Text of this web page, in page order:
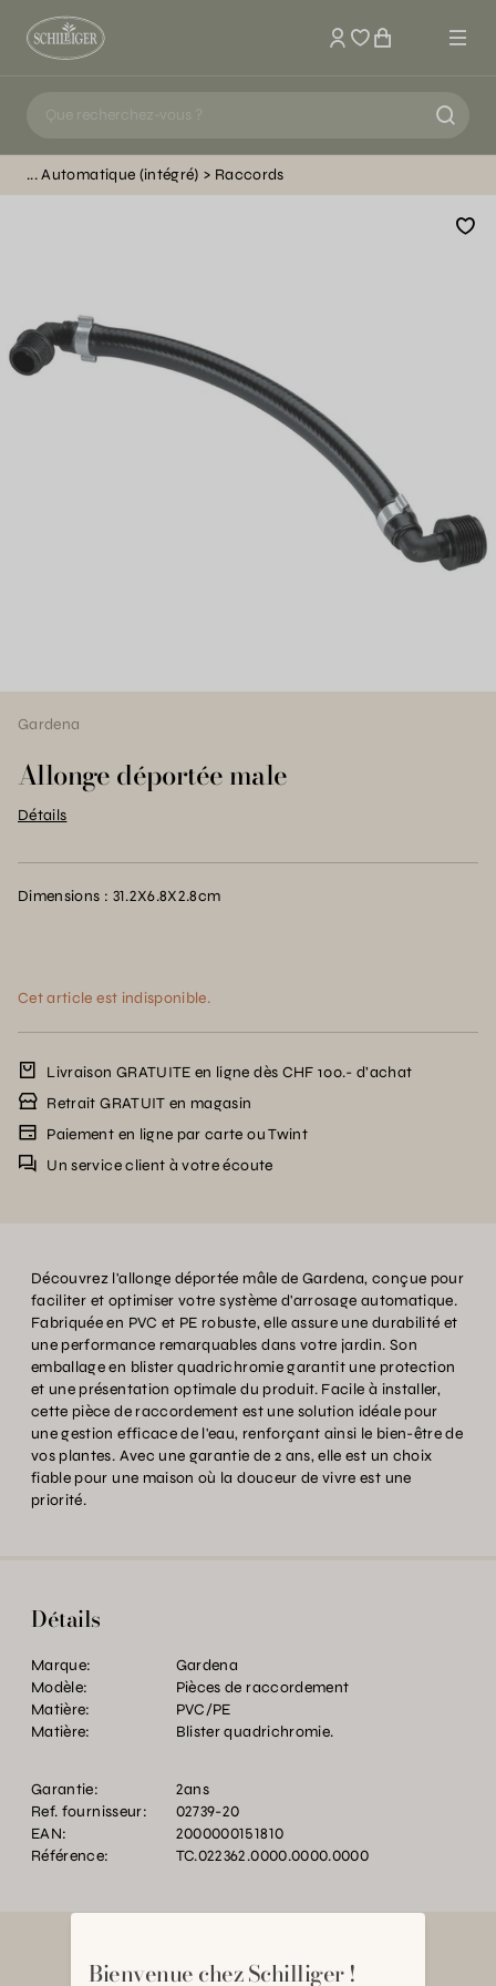
Mon compte
Automatique (intégré) Raccords
Gardena
Allonge déportée male
Détails
Dimensions : 31.2X6.8X2.8cm
Cet article est indisponible.
Livraison GRATUITE en ligne dès CHF 100.- d’achat
Retrait GRATUIT en magasin
Paiement en ligne par carte ou Twint
Un service client à votre écoute
Découvrez l'allonge déportée mâle de Gardena, conçue pour
faciliter et optimiser votre système d'arrosage automatique.
Fabriquée en PVC et PE robuste, elle assure une durabilité et
une performance remarquables dans votre jardin. Son
emballage en blister quadrichromie garantit une protection
et une présentation optimale du produit. Facile à installer,
cette pièce de raccordement est une solution idéale pour
une gestion efficace de l'eau, renforçant ainsi le bien-être de
vos plantes. Avec une garantie de 2 ans, elle est un choix
fiable pour une maison où la douceur de vivre est une
priorité.
Détails
Marque:
Gardena
Modèle:
Pièces de raccordement
Matière:
PVC/PE
Matière:
Blister quadrichromie.
Garantie:
2ans
Ref. fournisseur:
02739-20
EAN:
2000000151810
Référence:
TC.022362.0000.0000.0000
Bienvenue chez Schilliger !